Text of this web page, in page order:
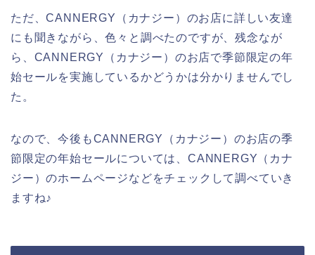
ただ、CANNERGY（カナジー）のお店に詳しい友達
にも聞きながら、色々と調べたのですが、残念なが
ら、CANNERGY（カナジー）のお店で季節限定の年
始セールを実施しているかどうかは分かりませんでし
た。
なので、今後もCANNERGY（カナジー）のお店の季
節限定の年始セールについては、CANNERGY（カナ
ジー）のホームページなどをチェックして調べていき
ますね♪